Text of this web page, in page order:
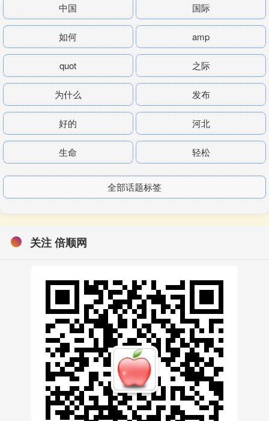
中国 国际
如何 amp
quot 之际
为什么 发布
好的 河北
生命 轻松
全部话题标签
关注 倍顺网